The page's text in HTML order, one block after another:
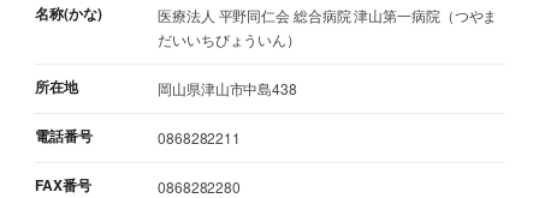
名称(かな)
医療法人 平野同仁会 総合病院 津山第一病院（つやま
だいいちびょういん）
所在地 岡山県津山市中島438
電話番号 0868282211
FAX番号 0868282280